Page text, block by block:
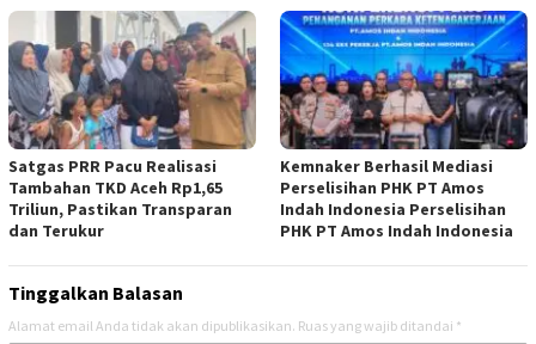
Satgas PRR Pacu Realisasi
Tambahan TKD Aceh Rp1,65
Triliun, Pastikan Transparan
dan Terukur
Kemnaker Berhasil Mediasi
Perselisihan PHK PT Amos
Indah Indonesia Perselisihan
PHK PT Amos Indah Indonesia
Tinggalkan Balasan
Alamat email Anda tidak akan dipublikasikan. Ruas yang wajib ditandai *